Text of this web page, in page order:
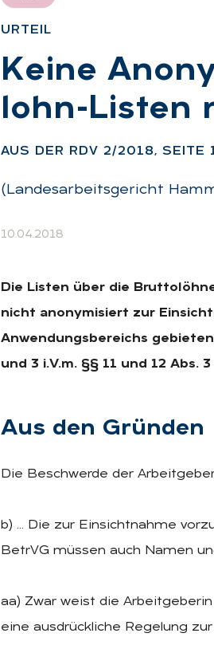
UR­TEIL
:
Kei­ne
lohn-Lis­ten
AUS DER RDV 2/2018, SEI­TE
(Landesarbeitsgericht
10.04.2018
Die Listen über die
nicht anonymisiert zur
Anwendungsbereichs
und 3 i.V.m. §§ 11 und 12 Abs.
Aus den Grün­den
Die Beschwerde der
b) … Die zur Einsichtnahme
BetrVG müssen auch Namen
aa) Zwar weist die
eine ausdrückliche Regelung